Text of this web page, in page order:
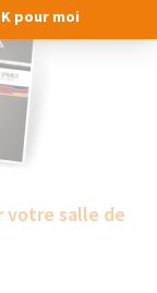
votre salle de
pour moi